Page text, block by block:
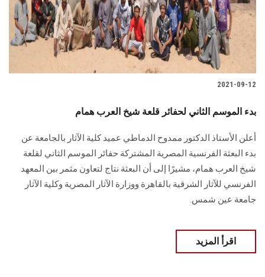
2021-09-12
بدء الموسم الثاني لحفائر قلعة شيخ العرب همام
أعلن الأستاذ الدكتور ممدوح الدماطي عميد كلية الآثار بالجامعة عن
بدء البعثة الفرنسية المصرية المشتركة حفائر الموسم الثاني لقلعة
شيخ العرب همام، مشيرًا إلى أن البعثة نتاج لتعاون مثمر بين المعهد
الفرنسي للآثار الشرقية بالقاهرة ووزارة الآثار المصرية وكلية الآثار
جامعة عين شمس.
اقرأ المزيد